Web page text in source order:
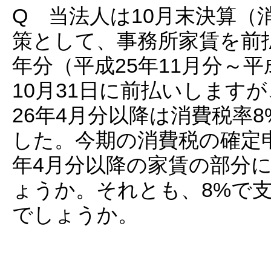
Q 当法人は10月末決算（
策として、事務所家賃を
年分（平成25年11月分～
10月31日に前払いします
26年4月分以降は消費税率
した。今期の消費税の確
年4月分以降の家賃の部分
ょうか。それとも、8%で
でしょうか。